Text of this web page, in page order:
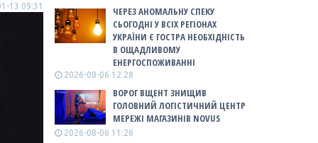
13 09:31
ЧЕРЕЗ АНОМАЛЬНУ СПЕКУ
СЬОГОДНІ У ВСІХ РЕГІОНАХ
УКРАЇНИ Є ГОСТРА НЕОБХІДНІСТЬ
В ОЩАДЛИВОМУ
ЕНЕРГОСПОЖИВАННІ
2026-08-06 12:28
ВОРОГ ВЩЕНТ ЗНИЩИВ
ГОЛОВНИЙ ЛОГІСТИЧНИЙ ЦЕНТР
МЕРЕЖІ МАГАЗИНІВ NOVUS
2026-08-06 11:26